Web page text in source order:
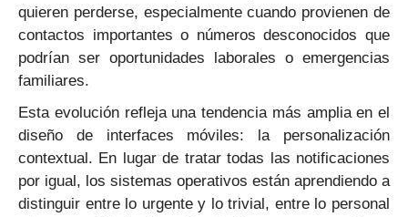
quieren perderse, especialmente cuando provienen de
contactos importantes o números desconocidos que
podrían ser oportunidades laborales o emergencias
familiares.
Esta evolución refleja una tendencia más amplia en el
diseño de interfaces móviles: la personalización
contextual. En lugar de tratar todas las notificaciones
por igual, los sistemas operativos están aprendiendo a
distinguir entre lo urgente y lo trivial, entre lo personal